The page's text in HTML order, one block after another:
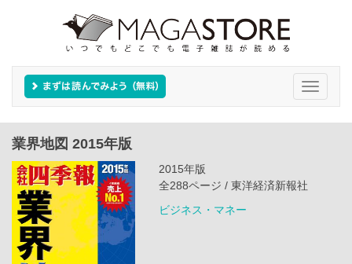
Toggle
業界地図 2015年版
2015年版
全288ページ / 東洋経済新報社
ビジネス・マネー